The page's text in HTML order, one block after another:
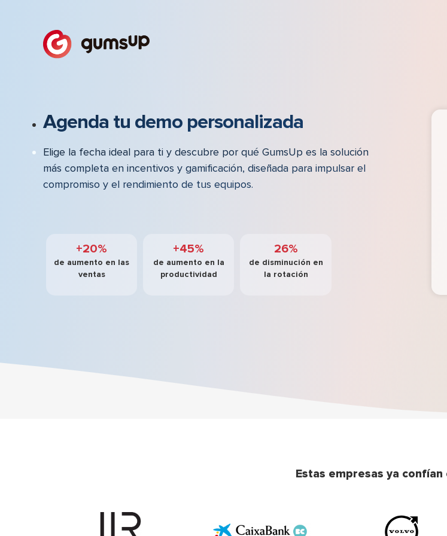
Agenda tu demo personalizada
Elige la fecha ideal para ti y descubre por qué GumsUp es la solución
más completa en incentivos y gamificación, diseñada para impulsar el
compromiso y el rendimiento de tus equipos.
+20%
de aumento en las
ventas
+45%
de aumento en la
productividad
26%
de disminución en
la rotación
Estas empresas ya confían